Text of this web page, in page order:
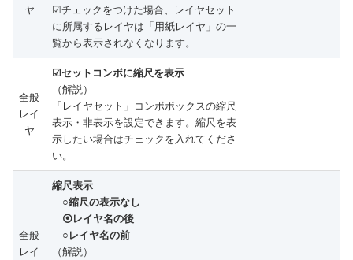
ヤ
☑チェックをつけた場合、レイヤセット
に所属するレイヤは「用紙レイヤ」の一
覧から表示されなくなります。
全般
レイ
ヤ
☑セットコンボに縮尺を表示
（解説）
「レイヤセット」コンボボックスの縮尺
表示・非表示を設定できます。縮尺を表
示したい場合はチェックを入れてくださ
い。
全般
レイ
縮尺表示
○縮尺の表示なし
⦿レイヤ名の後
○レイヤ名の前
（解説）